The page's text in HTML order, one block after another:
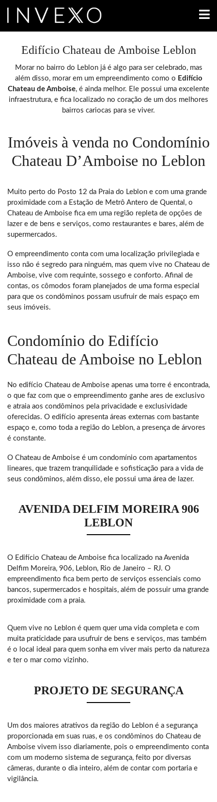
Edifício Chateau de Amboise Leblon
Morar no bairro do Leblon já é algo para ser celebrado, mas
além disso, morar em um empreendimento como o Edifício
Chateau de Amboise, é ainda melhor. Ele possui uma excelente
infraestrutura, e fica localizado no coração de um dos melhores
bairros cariocas para se viver.
Imóveis à venda no Condomínio
Chateau D’Amboise no Leblon
Muito perto do Posto 12 da Praia do Leblon e com uma grande
proximidade com a Estação de Metrô Antero de Quental, o
Chateau de Amboise fica em uma região repleta de opções de
lazer e de bens e serviços, como restaurantes e bares, além de
supermercados.
O empreendimento conta com uma localização privilegiada e
isso não é segredo para ninguém, mas quem vive no Chateau de
Amboise, vive com requinte, sossego e conforto. Afinal de
contas, os cômodos foram planejados de uma forma especial
para que os condôminos possam usufruir de mais espaço em
seus imóveis.
Condomínio do Edifício
Chateau de Amboise no Leblon
No edifício Chateau de Amboise apenas uma torre é encontrada,
o que faz com que o empreendimento ganhe ares de exclusivo
e atraia aos condôminos pela privacidade e exclusividade
oferecidas. O edifício apresenta áreas externas com bastante
espaço e, como toda a região do Leblon, a presença de árvores
é constante.
O Chateau de Amboise é um condomínio com apartamentos
lineares, que trazem tranquilidade e sofisticação para a vida de
seus condôminos, além disso, ele possui uma área de lazer.
AVENIDA DELFIM MOREIRA 906
LEBLON
O Edifício Chateau de Amboise fica localizado na Avenida
Delfim Moreira, 906, Leblon, Rio de Janeiro – RJ. O
empreendimento fica bem perto de serviços essenciais como
bancos, supermercados e hospitais, além de possuir uma grande
proximidade com a praia.
Quem vive no Leblon é quem quer uma vida completa e com
muita praticidade para usufruir de bens e serviços, mas também
é o local ideal para quem sonha em viver mais perto da natureza
e ter o mar como vizinho.
PROJETO DE SEGURANÇA
Um dos maiores atrativos da região do Leblon é a segurança
proporcionada em suas ruas, e os condôminos do Chateau de
Amboise vivem isso diariamente, pois o empreendimento conta
com um moderno sistema de segurança, feito por diversas
câmeras, durante o dia inteiro, além de contar com portaria e
vigilância.